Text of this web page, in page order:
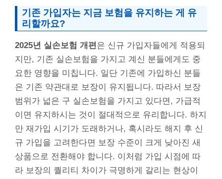
기존 가입자는 지금 보험을 유지하는 게 유
리할까요?
2025년 실손보험 개편은 신규 가입자들에게 적용되
지만, 기존 실손보험을 가지고 계신 분들에게도 중
요한 영향을 미칩니다. 일단 기존에 가입하신 분들
은 기존 약관대로 보장이 유지됩니다. 따라서 보장
범위가 넓은 구 실손보험을 가지고 있다면, 가급적
이면 유지하시는 것이 절대적으로 유리합니다. 하지
만 재가입 시기가 도래하거나, 혹시라도 해지 후 신
규 가입을 고려한다면 보장 수준이 크게 낮아진 새
상품으로 전환해야 합니다. 이처럼 가입 시점에 따
라 보장의 퀄리티 차이가 극명하게 갈리는 현상이